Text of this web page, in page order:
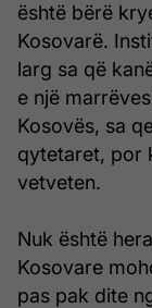
është bërë
Kosovarë.
larg sa që
e një
Kosovës, sa
qytetaret, por
vetveten.
Nuk është
Kosovare
pas pak dite